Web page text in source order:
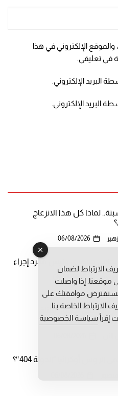
الإلكتروني في هذا
في تعليقي.
البريد الإلكتروني.
البريد الإلكتروني.
لماذا كل هذا الانزعاج
06/08/2026
جوهري وليس مجرد إجراء
06/08/2026
النسائي يطلق “ميثاق
وتكافؤ الفرص”
الروس أوكرانيا “الدولة 404″؟
الارتباط لضمان
موقعنا. إذا واصلت
فسنفترض موافقتك على
الخاصة بنا.
إقرأ سياسة الخصوصية